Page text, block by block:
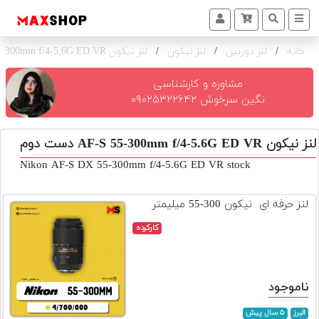
دوربین
و
تجهیزات
و
اکسسوری
دوم
اجاره
دوربین
و
خانه / لنز دوربین / لنز نیکون / لنز نیکون AF-S 55-300mm f/4-5.6G ED VR
مشاوره و کارشناسی
نگین سرخوش ۰۹۰۲۵۳۲۲۶۴۲
لنز نیکون AF-S 55-300mm f/4-5.6G ED VR دست دوم
Nikon AF-S DX 55-300mm f/4-5.6G ED VR stock
لنز حرفه ای نیکون 300-55 میلیمتر
کارکرده
ناموجود
البرز ۵ سال پیش